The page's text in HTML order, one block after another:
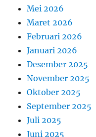
Mei 2026
Maret 2026
Februari 2026
Januari 2026
Desember 2025
November 2025
Oktober 2025
September 2025
Juli 2025
Juni 2025